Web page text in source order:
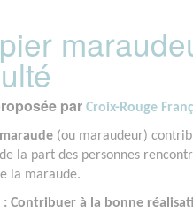
par Croix-Rouge
(ou maraudeur)
la part des personnes
la maraude.
: Contribuer à la bonne